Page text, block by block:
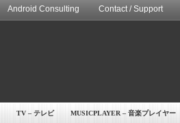
Android Consulting Contact / Support
TV – テレビ MUSICPLAYER – 音楽プレイヤー